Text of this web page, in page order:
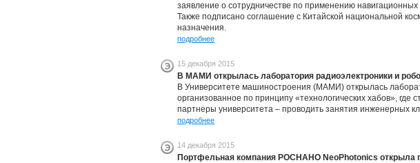
заявление о сотрудничестве по применению
Также подписано соглашение с Китайской национальной
назначения.
подробнее
15 декабря 2015
В МАМИ открылась лаборатория радиоэлектроники и
В Университете машиностроения (МАМИ) открылась
организованное по принципу «технологических хабов»,
партнеры университета – проводить занятия инженерных
подробнее
14 декабря 2015
Портфельная компания РОСНАНО NeoPhotonics открыла